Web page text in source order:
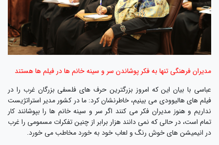
مدیران فرهنگی تنها به فکر پوشاندن سر و سینه خانم ها در فیلم ها هستند
عباسی با بیان این که امروز بزرگترین حرف های فلسفی بزرگان غرب را در
فیلم های هالیوودی می بینیم، خاطرنشان کرد: ما در کشور مدیر استراتژیست
نداریم و هنوز مدیران فکر می کنند اگر سر و سینه خانم ها را بپوشانند کار
تمام است، در حالی که نمی دانند هزار برابر از چنین تفکرات مسمومی را غرب
در انیمیشن های خوش رنگ و لعاب خود به خورد مخاطب می خورد.